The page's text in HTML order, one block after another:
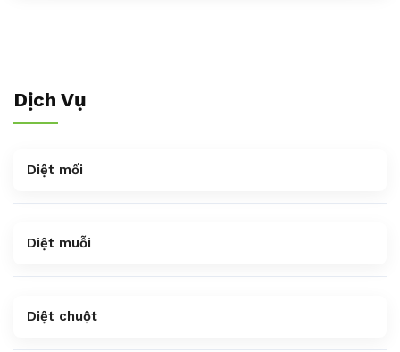
Dịch Vụ
Diệt mối
Diệt muỗi
Diệt chuột